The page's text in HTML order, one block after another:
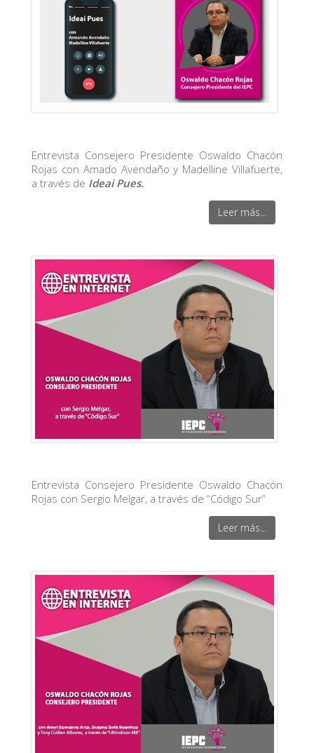
Entrevista Consejero Presidente Oswaldo Chacón
Rojas con Amado Avendaño y Madelline Villafuerte,
a través de Ideai Pues.
Leer más...
Entrevista Consejero Presidente Oswaldo Chacón
Rojas con Sergio Melgar, a través de “Código Sur”
Leer más...